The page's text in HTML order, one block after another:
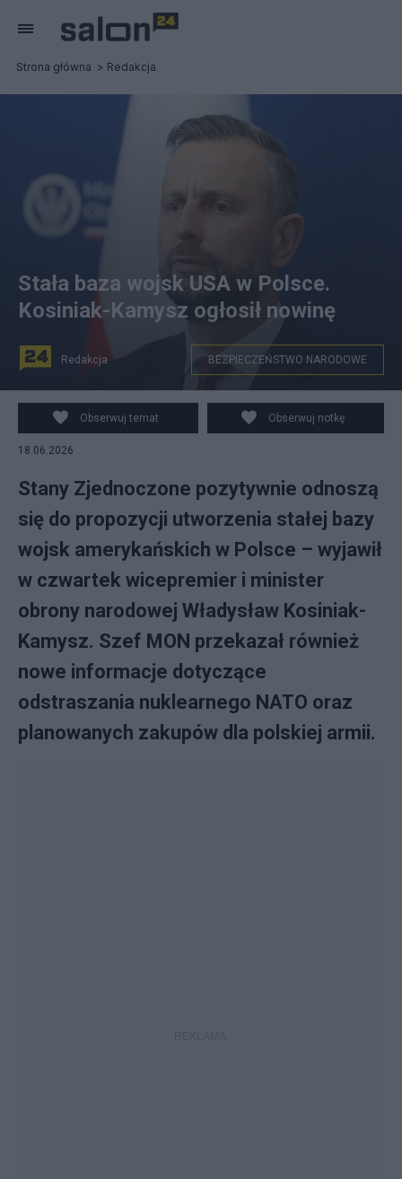
Strona główna Redakcja
Stała baza wojsk USA w Polsce.
Kosiniak-Kamysz ogłosił nowinę
Redakcja BEZPIECZEŃSTWO NARODOWE
Obserwuj temat Obserwuj notkę
18.06.2026
Stany Zjednoczone pozytywnie odnoszą
się do propozycji utworzenia stałej bazy
wojsk amerykańskich w Polsce – wyjawił
w czwartek wicepremier i minister
obrony narodowej Władysław Kosiniak-
Kamysz. Szef MON przekazał również
nowe informacje dotyczące
odstraszania nuklearnego NATO oraz
planowanych zakupów dla polskiej armii.